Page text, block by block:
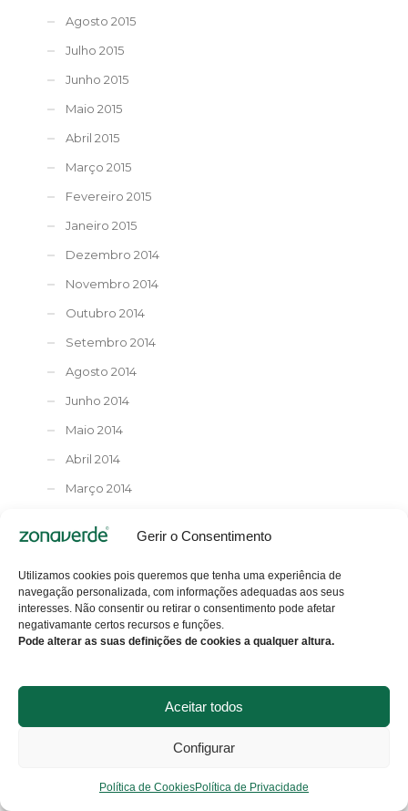
Gerir o Consentimento
Utilizamos cookies pois queremos que tenha uma experiência de
navegação personalizada, com informações adequadas aos seus
interesses. Não consentir ou retirar o consentimento pode afetar
negativamante certos recursos e funções.
Pode alterar as suas definições de cookies a qualquer altura.
Aceitar todos
Configurar
Política de CookiesPolítica de Privacidade
Agosto 2015
Julho 2015
Junho 2015
Maio 2015
Abril 2015
Março 2015
Fevereiro 2015
Janeiro 2015
Dezembro 2014
Novembro 2014
Outubro 2014
Setembro 2014
Agosto 2014
Junho 2014
Maio 2014
Abril 2014
Março 2014
Janeiro 2014
Dezembro 2013
Novembro 2013
Outubro 2013
Maio 2013